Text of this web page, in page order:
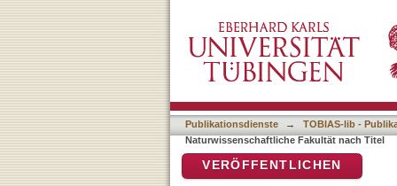
Publikationsdienste →
TOBIAS-lib -
Naturwissenschaftliche Fakultät nach Titel
VERÖFFENTLICHEN